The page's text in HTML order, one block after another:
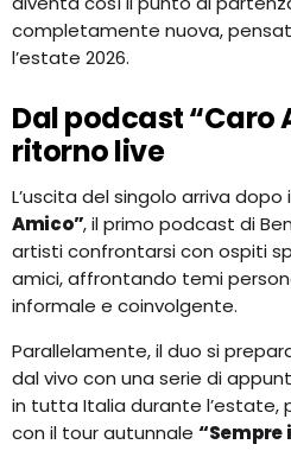
completamente nuova,
l’estate 2026.
Dal podcast “Caro
ritorno live
L’uscita del singolo arriva
Amico”, il primo podcast di
artisti confrontarsi con ospiti
amici, affrontando temi
informale e coinvolgente.
Parallelamente, il duo si
dal vivo con una serie di
in tutta Italia durante l’estate,
con il tour autunnale “Sempre